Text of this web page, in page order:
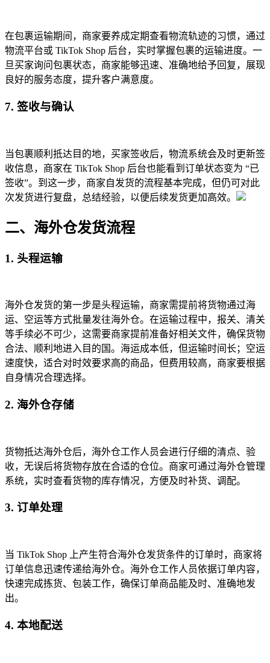
在包裹运输期间，商家要养成定期查看物流轨迹的习惯，通过
物流平台或 TikTok Shop 后台，实时掌握包裹的运输进度。一
旦买家询问包裹状态，商家能够迅速、准确地给予回复，展现
良好的服务态度，提升客户满意度。
7. 签收与确认
当包裹顺利抵达目的地，买家签收后，物流系统会及时更新签
收信息，商家在 TikTok Shop 后台也能看到订单状态变为 “已
签收”。到这一步，商家自发货的流程基本完成，但仍可对此
次发货进行复盘，总结经验，以便后续发货更加高效。
二、海外仓发货流程
1. 头程运输
海外仓发货的第一步是头程运输，商家需提前将货物通过海
运、空运等方式批量发往海外仓。在运输过程中，报关、清关
等手续必不可少，这需要商家提前准备好相关文件，确保货物
合法、顺利地进入目的国。海运成本低，但运输时间长；空运
速度快，适合对时效要求高的商品，但费用较高，商家要根据
自身情况合理选择。
2. 海外仓存储
货物抵达海外仓后，海外仓工作人员会进行仔细的清点、验
收，无误后将货物存放在合适的仓位。商家可通过海外仓管理
系统，实时查看货物的库存情况，方便及时补货、调配。
3. 订单处理
当 TikTok Shop 上产生符合海外仓发货条件的订单时，商家将
订单信息迅速传递给海外仓。海外仓工作人员依据订单内容，
快速完成拣货、包装工作，确保订单商品能及时、准确地发
出。
4. 本地配送